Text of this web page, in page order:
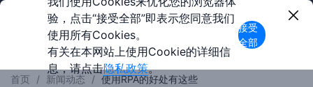
首页 / 新闻动态 / 使用RPA的好处有这些
验，点击“接受全部”即表示您同意我们
使用所有Cookies。
有关在本网站上使用Cookie的详细信
息，请点击隐私政策。
接受
全部